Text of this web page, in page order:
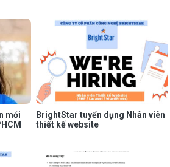
mới
BrightStar tuyển dụng Nhân viên
thiết kế website